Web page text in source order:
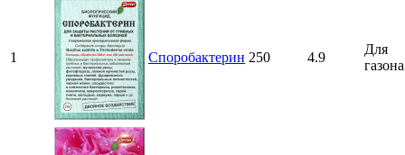
1 Споробактерин 250 4.9
Для
газона